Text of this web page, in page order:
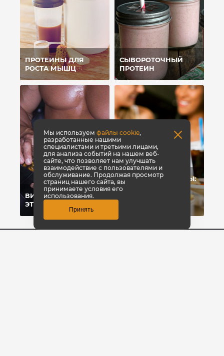
ПРОТЕИНЫ ДЛЯ
РОСТА МЫШЦ
СЫВОРОТОЧНЫЙ
ПРОТЕИН
ВИТАМИНЫ: ЧТО
ЭТО?
УГЛЕВОДЫ-УБИЙЦЫ:
ПОЧЕМУ МЫ
Мы используемфайлы cookie,
разработанные нашими
специалистами и третьими лицами,
для анализа событий на нашем веб-
сайте, что позволяет нам улучшать
взаимодействие с пользователями и
обслуживание. Продолжая просмотр
страниц нашего сайта, вы
принимаете условия его
использования.
Принять